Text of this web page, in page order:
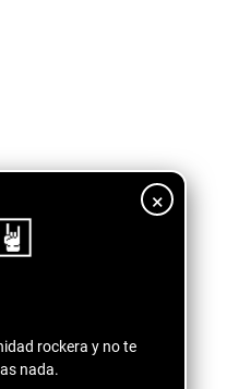
×
rockera y no te
nada.